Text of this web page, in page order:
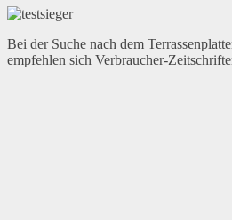
Bei der Suche nach dem
empfehlen sich Verbraucher-